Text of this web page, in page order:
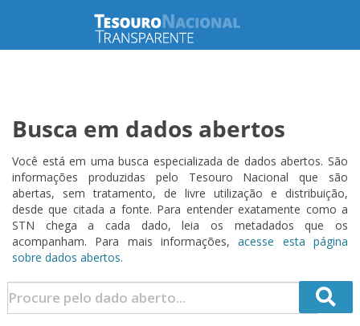
Busca em dados abertos
Você está em uma busca especializada de dados abertos. São
informações produzidas pelo Tesouro Nacional que são
abertas, sem tratamento, de livre utilização e distribuição,
desde que citada a fonte. Para entender exatamente como a
STN chega a cada dado, leia os metadados que os
acompanham. Para mais informações,acesse esta página
sobre dados abertos.